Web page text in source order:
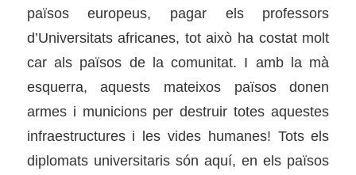
països europeus, pagar els professors
d’Universitats africanes, tot això ha costat molt
car als països de la comunitat. I amb la mà
esquerra, aquests mateixos països donen
armes i municions per destruir totes aquestes
infraestructures i les vides humanes! Tots els
diplomats universitaris són aquí, en els països